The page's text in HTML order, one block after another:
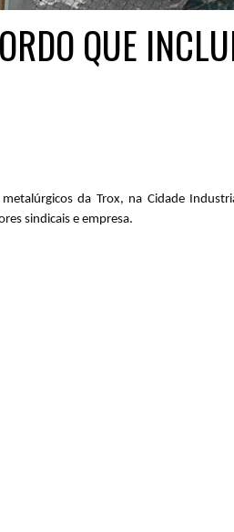
QUE
da Trox, na Cidade
sindicais e empresa.